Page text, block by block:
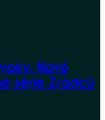
Nové
série Zrádců